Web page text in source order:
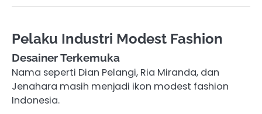
Pelaku Industri Modest Fashion
Desainer Terkemuka
Nama seperti Dian Pelangi, Ria Miranda, dan
Jenahara masih menjadi ikon modest fashion
Indonesia.